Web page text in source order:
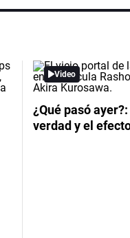
Video
¿Qué pasó
verdad y el